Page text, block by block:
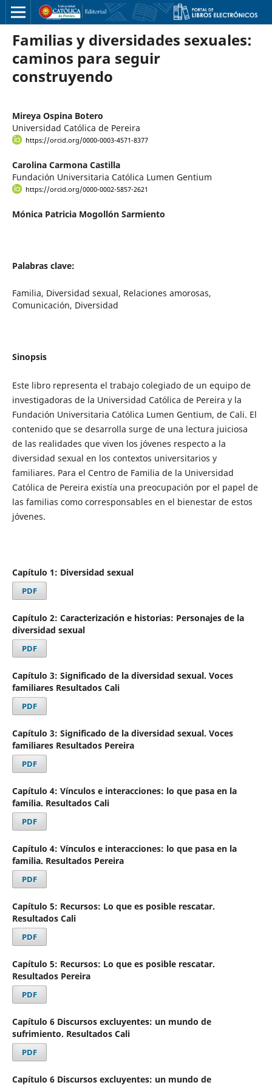
Familias y diversidades sexuales:
caminos para seguir
construyendo
Mireya Ospina Botero
Universidad Católica de Pereira
https://orcid.org/0000-0003-4571-8377
Carolina Carmona Castilla
Fundación Universitaria Católica Lumen Gentium
https://orcid.org/0000-0002-5857-2621
Mónica Patricia Mogollón Sarmiento
Palabras clave:
Familia, Diversidad sexual, Relaciones amorosas,
Comunicación, Diversidad
Sinopsis
Este libro representa el trabajo colegiado de un equipo de
investigadoras de la Universidad Católica de Pereira y la
Fundación Universitaria Católica Lumen Gentium, de Cali. El
contenido que se desarrolla surge de una lectura juiciosa
de las realidades que viven los jóvenes respecto a la
diversidad sexual en los contextos universitarios y
familiares. Para el Centro de Familia de la Universidad
Católica de Pereira existía una preocupación por el papel de
las familias como corresponsables en el bienestar de estos
jóvenes.
Capítulo 1: Diversidad sexual
PDF
Capítulo 2: Caracterización e historias: Personajes de la
diversidad sexual
PDF
Capítulo 3: Significado de la diversidad sexual. Voces
familiares Resultados Cali
PDF
Capítulo 3: Significado de la diversidad sexual. Voces
familiares Resultados Pereira
PDF
Capítulo 4: Vínculos e interacciones: lo que pasa en la
familia. Resultados Cali
PDF
Capítulo 4: Vínculos e interacciones: lo que pasa en la
familia. Resultados Pereira
PDF
Capítulo 5: Recursos: Lo que es posible rescatar.
Resultados Cali
PDF
Capítulo 5: Recursos: Lo que es posible rescatar.
Resultados Pereira
PDF
Capítulo 6 Discursos excluyentes: un mundo de
sufrimiento. Resultados Cali
PDF
Capítulo 6 Discursos excluyentes: un mundo de